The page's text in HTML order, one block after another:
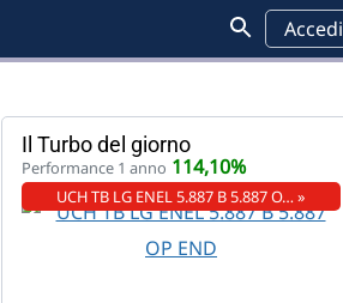
Accedi
Il Turbo del giorno
Performance 1 anno 114,10%
UCH TB LG ENEL 5.887 B 5.887 O… »